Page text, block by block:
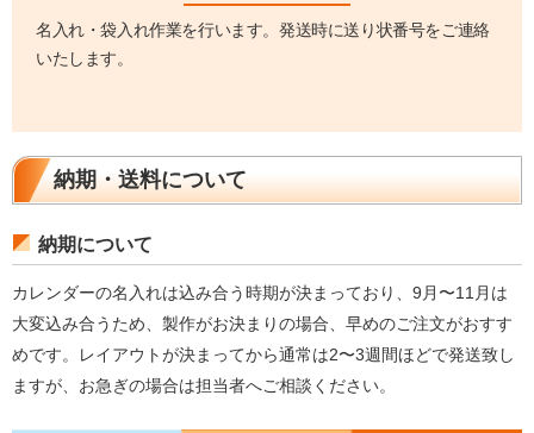
名入れ・袋入れ作業を行います。発送時に送り状番号をご連絡
いたします。
納期・送料について
納期について
カレンダーの名入れは込み合う時期が決まっており、9月〜11月は
大変込み合うため、製作がお決まりの場合、早めのご注文がおすす
めです。レイアウトが決まってから通常は2〜3週間ほどで発送致し
ますが、お急ぎの場合は担当者へご相談ください。